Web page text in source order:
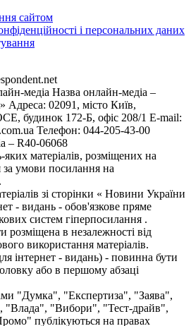
сайтом
і персональних даних
медіа Назва онлайн-медіа –
Адреса: 02091, місто Київ,
будинок 172-Б, офіс 208/1 E-mail:
Телефон: 044-205-43-00
– R40-06068
матеріалів, розміщених на
за умови посилання на
зі сторінки « Новини України
- видань - обов'язкове пряме
систем гіперпосилання .
розміщена в незалежності від
використання матеріалів.
інтернет - видань) - повинна бути
або в першому абзаці
"Думка", "Експертиза", "Заява",
"Влада", "Вибори", "Тест-драйв",
публікуються на правах